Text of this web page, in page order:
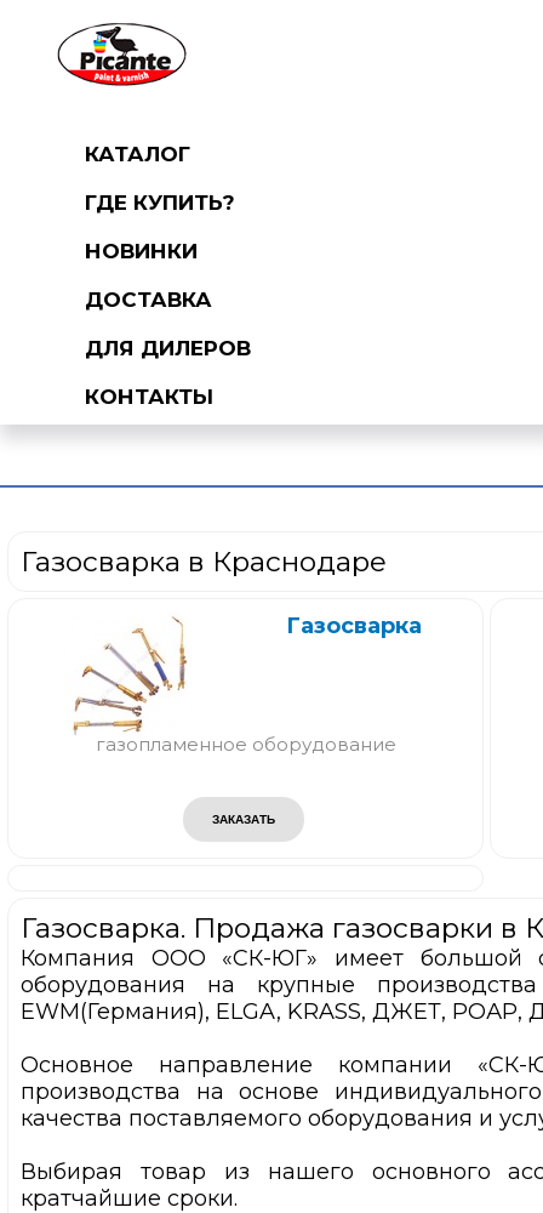
КАТАЛОГ
ГДЕ КУПИТЬ?
НОВИНКИ
ДОСТАВКА
ДЛЯ ДИЛЕРОВ
КОНТАКТЫ
Газосварка в Краснодаре
Газосварка
газопламенное оборудование
Газосварка. Продажа газосварки в
Компания ООО «СК-ЮГ» имеет большой
оборудования на крупные
EWM(Германия), ELGA, KRASS, ДЖЕТ, РОАР,
Основное направление компании
производства на основе
качества поставляемого оборудования и
Выбирая товар из нашего основного
кратчайшие сроки.